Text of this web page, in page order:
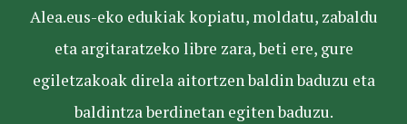
Alea.eus-eko edukiak kopiatu, moldatu, zabaldu
eta argitaratzeko libre zara, beti ere, gure
egiletzakoak direla aitortzen baldin baduzu eta
baldintza berdinetan egiten baduzu.